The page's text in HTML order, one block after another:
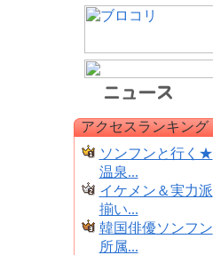
アクセスランキング
ソンフンと行く★
温泉...
イケメン＆実力派
揃い...
韓国俳優ソンフン
所属...